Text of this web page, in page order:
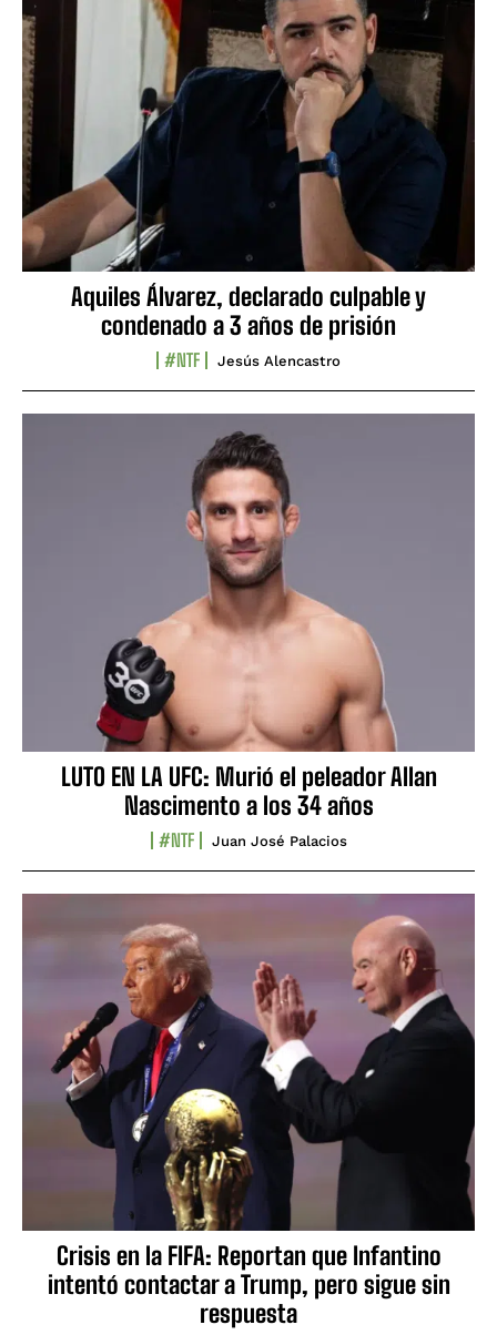
Aquiles Álvarez, declarado culpable y
condenado a 3 años de prisión
#NTF Jesús Alencastro
LUTO EN LA UFC: Murió el peleador Allan
Nascimento a los 34 años
#NTF Juan José Palacios
Crisis en la FIFA: Reportan que Infantino
intentó contactar a Trump, pero sigue sin
respuesta